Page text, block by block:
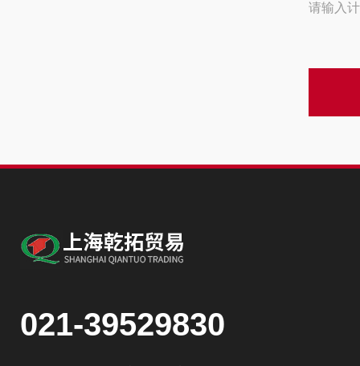
请输入
021-39529830